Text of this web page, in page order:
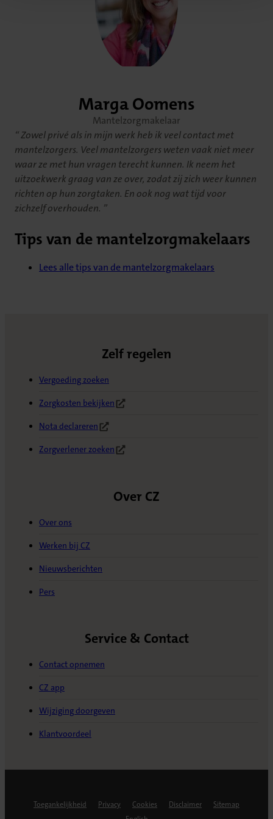
Marga Oomens
Mantelzorgmakelaar
Zowel privé als in mijn werk heb ik veel contact met
mantelzorgers. Veel mantelzorgers weten vaak niet meer
waar ze met hun vragen terecht kunnen. Ik neem het
uitzoekwerk graag van ze over, zodat zij zich weer kunnen
richten op hun zorgtaken. En ook nog wat tijd voor
zichzelf overhouden.
Tips van de mantelzorgmakelaars
Lees alle tips van de mantelzorgmakelaars
Zelf regelen
Vergoeding zoeken
Zorgkosten bekijken
(Opent in nieuw tabblad)
Nota declareren
(Opent in nieuw tabblad)
Zorgverlener zoeken
(Opent in nieuw tabblad)
Over CZ
Over ons
Werken bij CZ
Nieuwsberichten
Pers
Service & Contact
Contact opnemen
CZ app
Wijziging doorgeven
Klantvoordeel
Toegankelijkheid Privacy Cookies Disclaimer
Sitemap